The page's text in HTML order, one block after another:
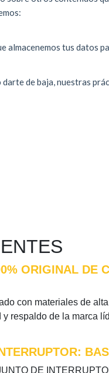
ORIGINAL DE
con materiales de
respaldo de la marca
DE